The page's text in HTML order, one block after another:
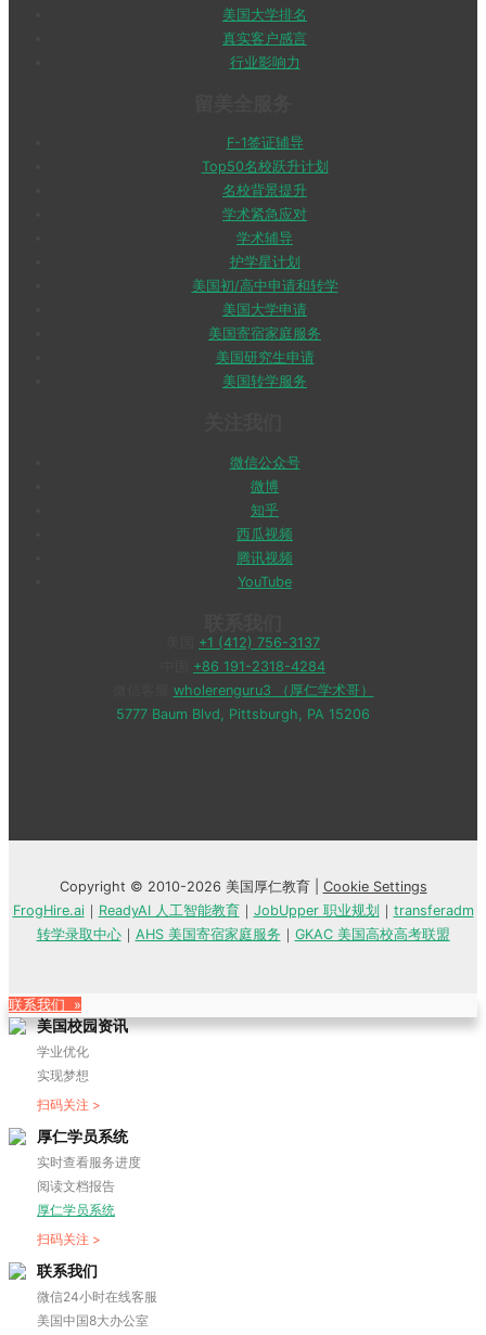
美国大学排名
真实客户感言
行业影响力
F-1签证辅导
Top50名校跃升计划
名校背景提升
学术紧急应对
学术辅导
护学星计划
美国初/高中申请和转学
美国大学申请
美国寄宿家庭服务
美国研究生申请
美国转学服务
微信公众号
微博
知乎
西瓜视频
腾讯视频
YouTube
+1 (412) 756-3137
+86 191-2318-4284
wholerenguru3 （厚仁学术哥）
5777 Baum Blvd, Pittsburgh, PA 15206
Copyright © 2010-2026 美国厚仁教育 | Cookie Settings
FrogHire.ai｜ ReadyAI 人工智能教育｜ JobUpper 职业规划 ｜ transferadm
转学录取中心｜ AHS 美国寄宿家庭服务 ｜ GKAC 美国高校高考联盟
联系我们 »
美国校园资讯
学业优化
实现梦想
扫码关注 >
厚仁学员系统
实时查看服务进度
阅读文档报告
厚仁学员系统
扫码关注 >
联系我们
微信24小时在线客服
美国中国8大办公室